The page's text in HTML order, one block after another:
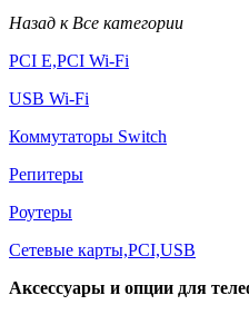
Назад к Все категории
PCI E,PCI Wi-Fi
USB Wi-Fi
Коммутаторы Switch
Репитеры
Роутеры
Сетевые карты,PCI,USB
Аксессуары и опции для